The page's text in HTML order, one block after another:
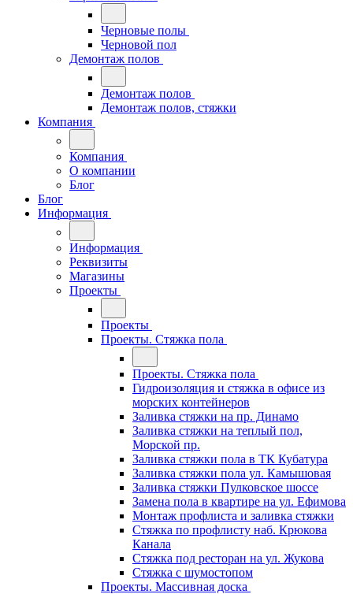
Черновые полы
Черновой пол
Демонтаж полов
Демонтаж полов
Демонтаж полов, стяжки
Компания
Компания
О компании
Блог
Блог
Информация
Информация
Реквизиты
Магазины
Проекты
Проекты
Проекты. Стяжка пола
Проекты. Стяжка пола
Гидроизоляция и стяжка в офисе из
морских контейнеров
Заливка стяжки на пр. Динамо
Заливка стяжки на теплый пол,
Морской пр.
Заливка стяжки пола в ТК Кубатура
Заливка стяжки пола ул. Камышовая
Заливка стяжки Пулковское шоссе
Замена пола в квартире на ул. Ефимова
Монтаж профлиста и заливка стяжки
Стяжка по профлисту наб. Крюкова
Канала
Стяжка под ресторан на ул. Жукова
Стяжка с шумостопом
Проекты. Массивная доска